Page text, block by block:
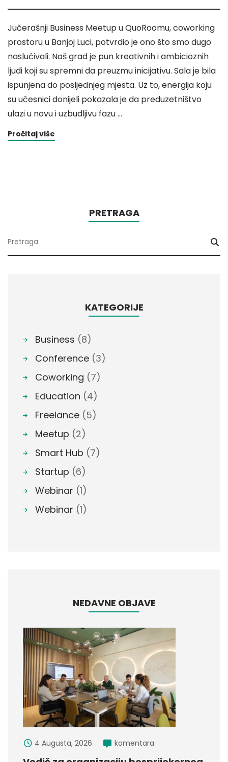
Jučerašnji Business Meetup u QuoRoomu, coworking
prostoru u Banjoj Luci, potvrdio je ono što smo dugo
naslućivali. Naš grad je pun kreativnih i ambicioznih
ljudi koji su spremni da preuzmu inicijativu. Sala je bila
ispunjena do posljednjeg mjesta. Uz to, energija koju
su učesnici donijeli pokazala je da preduzetništvo
ulazi u novu i uzbudljivu fazu …
Pročitaj više
PRETRAGA
KATEGORIJE
Business (8)
Conference (3)
Coworking (7)
Education (4)
Freelance (5)
Meetup (2)
Smart Hub (7)
Startup (6)
Webinar (1)
Webinar (1)
NEDAVNE OBJAVE
4 Augusta, 2026 komentara